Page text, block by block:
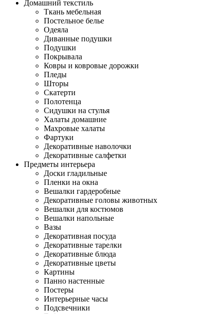
Домашний текстиль
Ткань мебельная
Постельное белье
Одеяла
Диванные подушки
Подушки
Покрывала
Ковры и ковровые дорожки
Пледы
Шторы
Скатерти
Полотенца
Сидушки на стулья
Халаты домашние
Махровые халаты
Фартуки
Декоративные наволочки
Декоративные салфетки
Предметы интерьера
Доски гладильные
Пленки на окна
Вешалки гардеробные
Декоративные головы животных
Вешалки для костюмов
Вешалки напольные
Вазы
Декоративная посуда
Декоративные тарелки
Декоративные блюда
Декоративные цветы
Картины
Панно настенные
Постеры
Интерьерные часы
Подсвечники